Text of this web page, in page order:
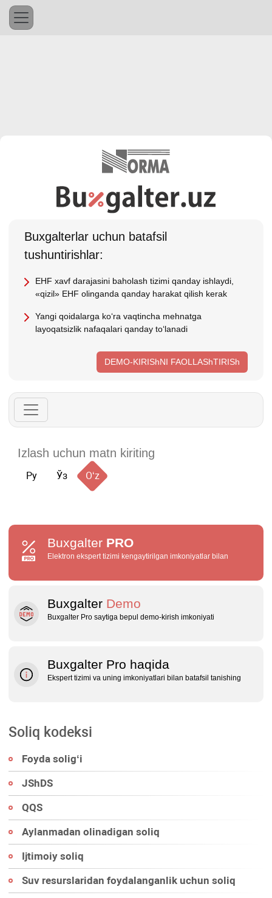
Buхgalterlar uchun batafsil
tushuntirishlar:
EHF хavf darajasini baholash tizimi qanday ishlaydi,
«qizil» EHF olinganda qanday harakat qilish kerak
Yangi qoidalarga koʻra vaqtincha mehnatga
layoqatsizlik nafaqalari qanday toʻlanadi
DEMO-KIRIShNI FAOLLAShTIRISh
Ру Ўз Oʻz
Buxgalter PRO
Elektron ekspert tizimi kengaytirilgan imkoniyatlar bilan
Buxgalter Demo
Buxgalter Pro saytiga bepul demo‑kirish imkoniyati
Buxgalter Pro haqida
Ekspert tizimi va uning imkoniyatlari bilan batafsil tanishing
Soliq kodeksi
Foyda soligʻi
JShDS
QQS
Aylanmadan olinadigan soliq
Ijtimoiy soliq
Suv resurslaridan foydalanganlik uchun soliq